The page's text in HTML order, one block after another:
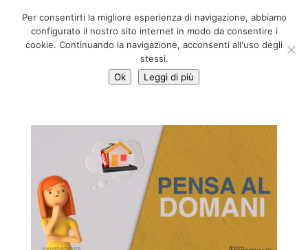
info@adventum.org
Per consentirti la migliore esperienza di navigazione, abbiamo
configurato il nostro sito internet in modo da consentire i
cookie. Continuando la navigazione, acconsenti all'uso degli
stessi.
Ok
Leggi di più